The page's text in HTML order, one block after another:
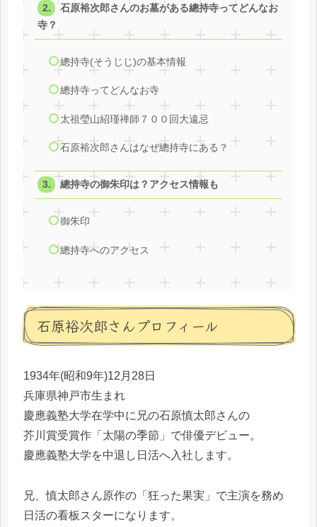
石原裕次郎さんのお墓がある總持寺ってどんなお
寺？
總持寺(そうじじ)の基本情報
總持寺ってどんなお寺
太祖瑩山紹瑾禅師７００回大遠忌
石原裕次郎さんはなぜ總持寺にある？
總持寺の御朱印は？アクセス情報も
御朱印
總持寺へのアクセス
石原裕次郎さんプロフィール
1934年(昭和9年)12月28日
兵庫県神戸市生まれ
慶應義塾大学在学中に兄の石原慎太郎さんの
芥川賞受賞作「太陽の季節」で俳優デビュー。
慶應義塾大学を中退し日活へ入社します。
兄、慎太郎さん原作の「狂った果実」で主演を務め
日活の看板スターになります。